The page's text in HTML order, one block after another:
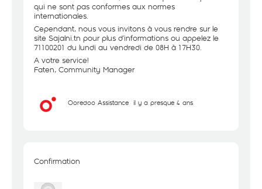
qui ne sont pas conformes aux normes
internationales.
Cependant, nous vous invitons à vous rendre sur le
site Sajalni.tn pour plus d’informations ou appelez le
71100201 du lundi au vendredi de 08H à 17H30.
A votre service!
Faten, Community Manager
Ooredoo Assistance il y a presque 4 ans
Confirmation